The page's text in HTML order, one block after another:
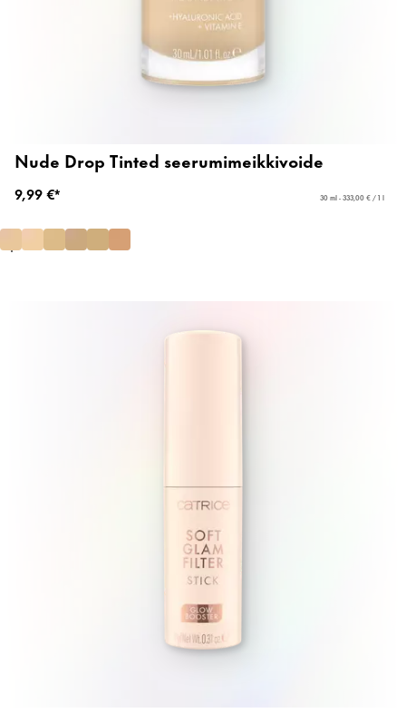
Nude Drop Tinted seerumimeikkivoide
9,99 €* 30 ml - 333,00 € / 1 l